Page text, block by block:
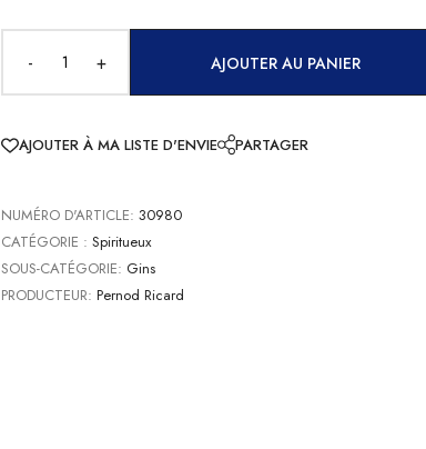
- + AJOUTER AU PANIER
AJOUTER À MA LISTE D'ENVIE PARTAGER
NUMÉRO D'ARTICLE: 30980
CATÉGORIE : Spiritueux
SOUS-CATÉGORIE: Gins
PRODUCTEUR: Pernod Ricard